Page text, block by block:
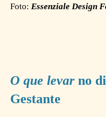
Foto: Essenziale Design
O que levarno
Gestante